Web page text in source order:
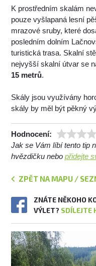
K prostředním skalám
pouze vyšlapaná lesní
mrazové sruby, které
posledním dolním
turistická trasa. Skalní
nejvyšší skalní útvar se
15 metrů.
Skály jsou využívány
skály by měl být pěkný
Hodnocení:
Jak se Vám líbí tento tip
hvězdičku nebopřidejte
ZPĚT NA MAPU /
ZNÁTE NĚKOHO
VÝLET? SDÍLEJTE